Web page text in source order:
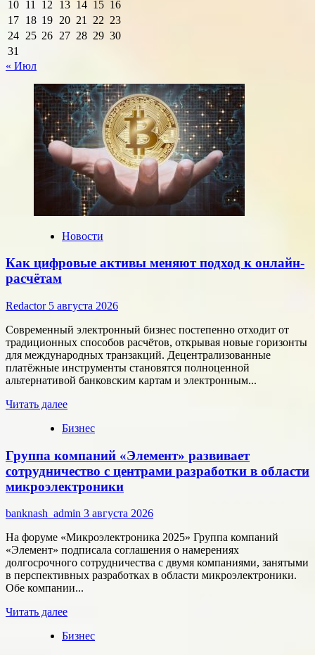
10 11 12 13 14 15 16
17 18 19 20 21 22 23
24 25 26 27 28 29 30
31
« Июл
Новости
Как цифровые активы меняют подход к онлайн-
расчётам
Redactor 5 августа 2026
Современный электронный бизнес постепенно отходит от
традиционных способов расчётов, открывая новые горизонты
для международных транзакций. Децентрализованные
платёжные инструменты становятся полноценной
альтернативой банковским картам и электронным...
Читать далееПрочитать
о
цифровые
активы
меняют
подход
онлайн-
Бизнес
Группа компаний «Элемент» развивает
сотрудничество с центрами разработки в области
микроэлектроники
banknash_admin 3 августа 2026
На форуме «Микроэлектроника 2025» Группа компаний
«Элемент» подписала соглашения о намерениях
долгосрочного сотрудничества с двумя компаниями, занятыми
в перспективных разработках в области микроэлектроники.
Обе компании...
Читать далееПрочитать
о
Бизнес